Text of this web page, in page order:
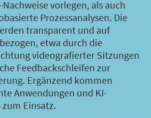
vorlegen, als auch
Prozessanalysen. Die
transparent und auf
etwa durch die
videografierter Sitzungen
Feedbackschleifen zur
Ergänzend kommen
Anwendungen und KI-
Einsatz.